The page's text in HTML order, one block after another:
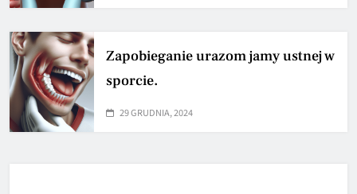
Zapobieganie urazom jamy ustnej w
sporcie.
29 GRUDNIA, 2024